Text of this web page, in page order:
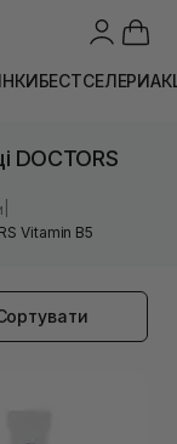
БЕСТСЕЛЕРИ
DOCTORS
Vitamin B5